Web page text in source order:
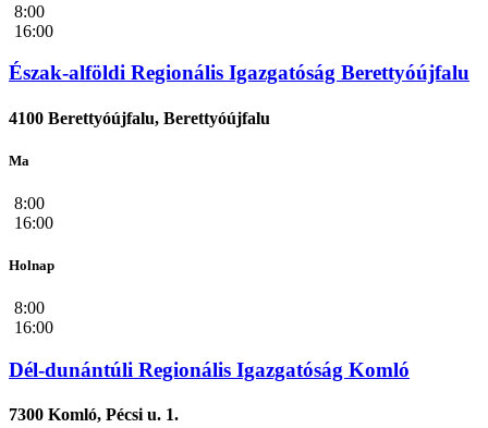
8:00
16:00
Észak-alföldi Regionális Igazgatóság Berettyóújfalu
4100 Berettyóújfalu, Berettyóújfalu
Ma
8:00
16:00
Holnap
8:00
16:00
Dél-dunántúli Regionális Igazgatóság Komló
7300 Komló, Pécsi u. 1.